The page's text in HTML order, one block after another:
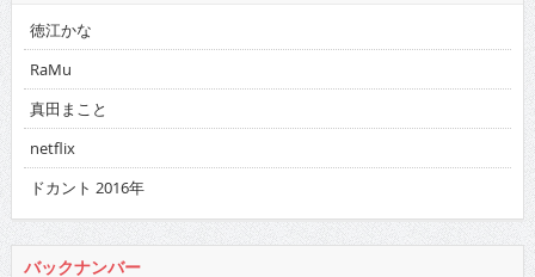
2019: 01 02 03 04 05 06
07
2018:01
2017: 01 02 03 04 05 06
07
01 04 05
07
08